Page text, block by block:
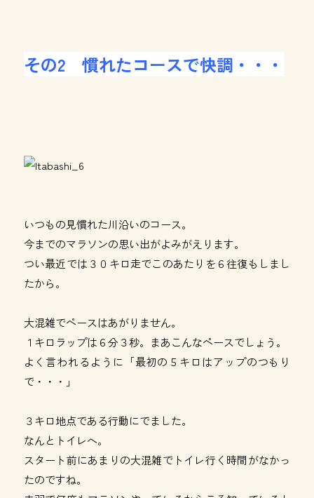
その2 慣れたコースで快調・・・
いつもの見慣れた川沿いのコース。
今までのマラソンの思い出がよみがえります。
つい最近では３０キロ走でこのあたりを６往復もしまし
たから。
大混雑でペースはあがりません。
１キロラップは６分３秒。まあこんなペースでしょう。
よく言われるように「最初の５キロはアップのつもり
で・・・」
３キロ地点である行動にでました。
なんとトイレへ。
スタート前にあまりの大混雑でトイレ行く時間がなかっ
たのですね。